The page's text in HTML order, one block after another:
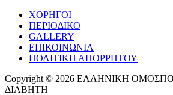
ΧΟΡΗΓΟΙ
ΠΕΡΙΟΔΙΚΟ
GALLERY
ΕΠΙΚΟΙΝΩΝΙΑ
ΠΟΛΙΤΙΚΗ ΑΠΟΡΡΗΤΟΥ
Copyright © 2026 ΕΛΛΗΝΙΚΗ
ΔΙΑΒΗΤΗ